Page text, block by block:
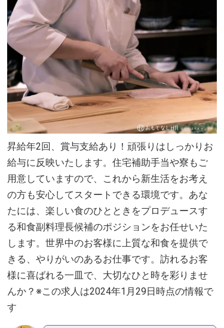
昇給年2回、賞与支給あり！頑張りはしっかりお
給与に反映いたします。住宅補助手当や寮もご
用意していますので、これから新生活をお考え
の方も安心してスタートできる環境です。あな
たには、楽しい食のひとときをプロデュースす
る和食副料理長候補のポジションをお任せいた
します。世界中のお客様に上質な和食を提供で
きる、やりがいのあるお仕事です。訪れるお客
様に喜ばれる一皿で、大切なひと時を彩りませ
んか？※この求人は2024年1月29日時点の情報で
す